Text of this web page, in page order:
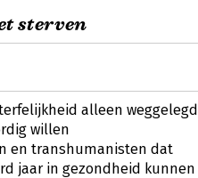
sterven
alleen weggelegd
willen
en transhumanisten dat
jaar in gezondheid kunnen